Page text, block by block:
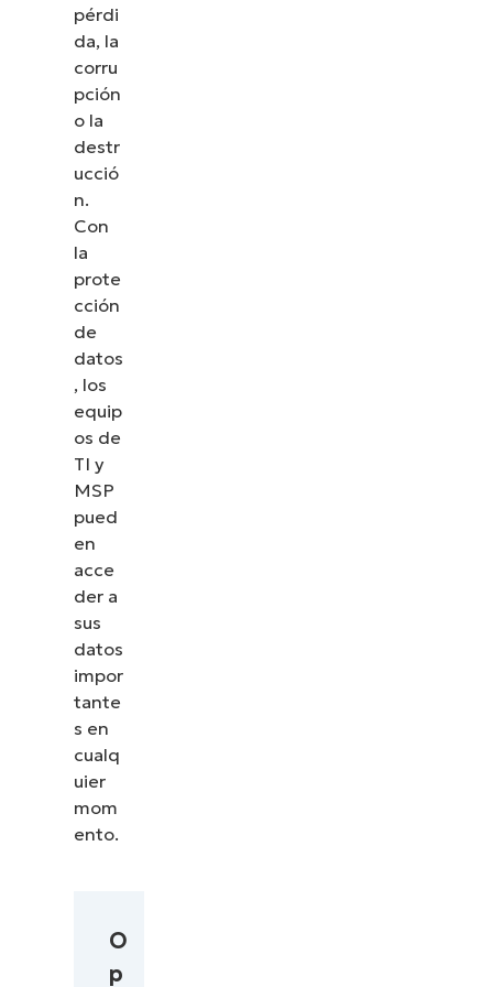
pérdi
da, la
corru
pción
o la
destr
ucció
n.
Con
la
prote
cción
de
datos
, los
equip
os de
TI y
MSP
pued
en
acce
der a
sus
datos
impor
tante
s en
cualq
uier
mom
ento.
O
p